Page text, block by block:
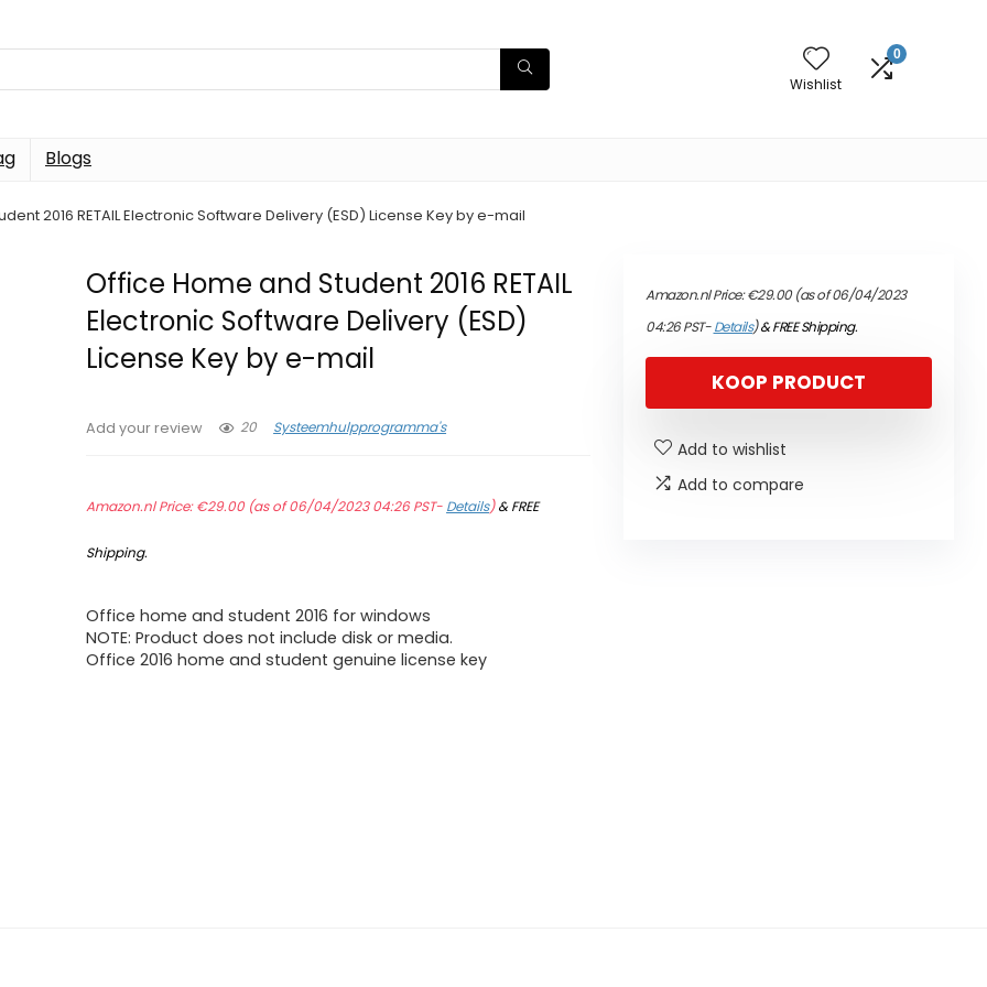
Wishlist
0
Blogs
2016 RETAIL Electronic Software Delivery (ESD) License Key by e-mail
Office Home and Student 2016 RETAIL
Electronic Software Delivery (ESD)
License Key by e-mail
Add your review 20 Systeemhulpprogramma's
Amazon.nl Price:€29.00(as of 06/04/2023 04:26 PST- Details)&FREE
Shipping.
Office home and student 2016 for windows
NOTE: Product does not include disk or media.
Office 2016 home and student genuine license key
Amazon.nl Price:€29.00(as of 06/04/2023
04:26 PST-Details)&FREE Shipping.
KOOP PRODUCT
Add to wishlist
Add to compare